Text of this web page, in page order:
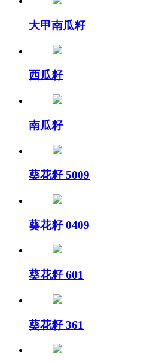
大甲南瓜籽
西瓜籽
南瓜籽
葵花籽 5009
葵花籽 0409
葵花籽 601
葵花籽 361